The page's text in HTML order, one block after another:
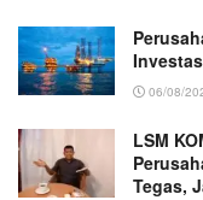
06/08/
LSM
Tegas,